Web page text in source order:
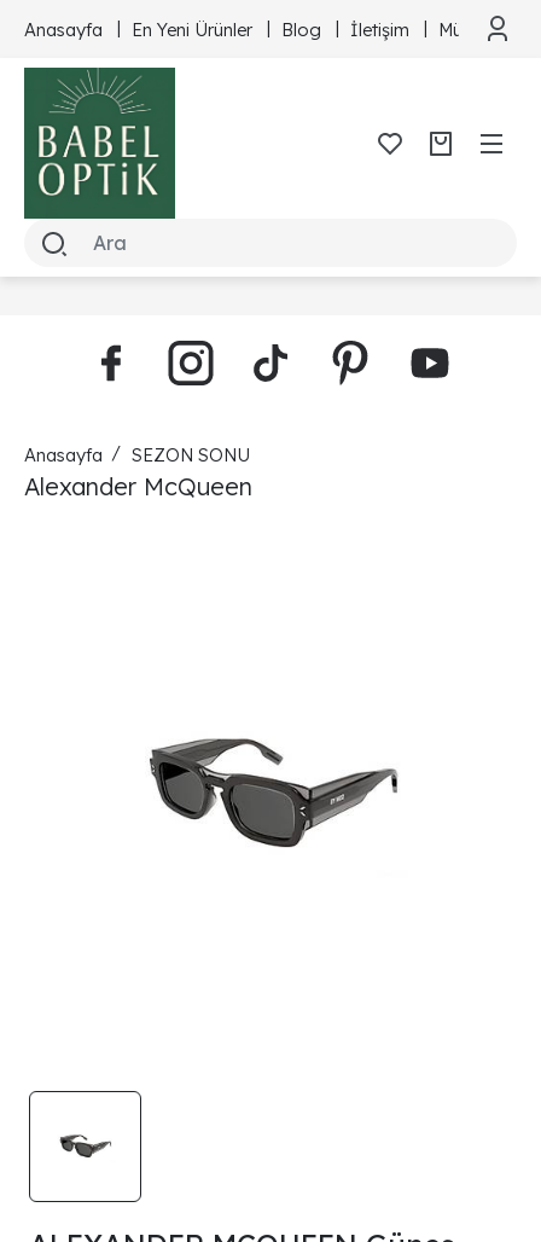
Anasayfa En Yeni Ürünler Blog İletişim Müşteri
Anasayfa SEZON SONU
Alexander McQueen